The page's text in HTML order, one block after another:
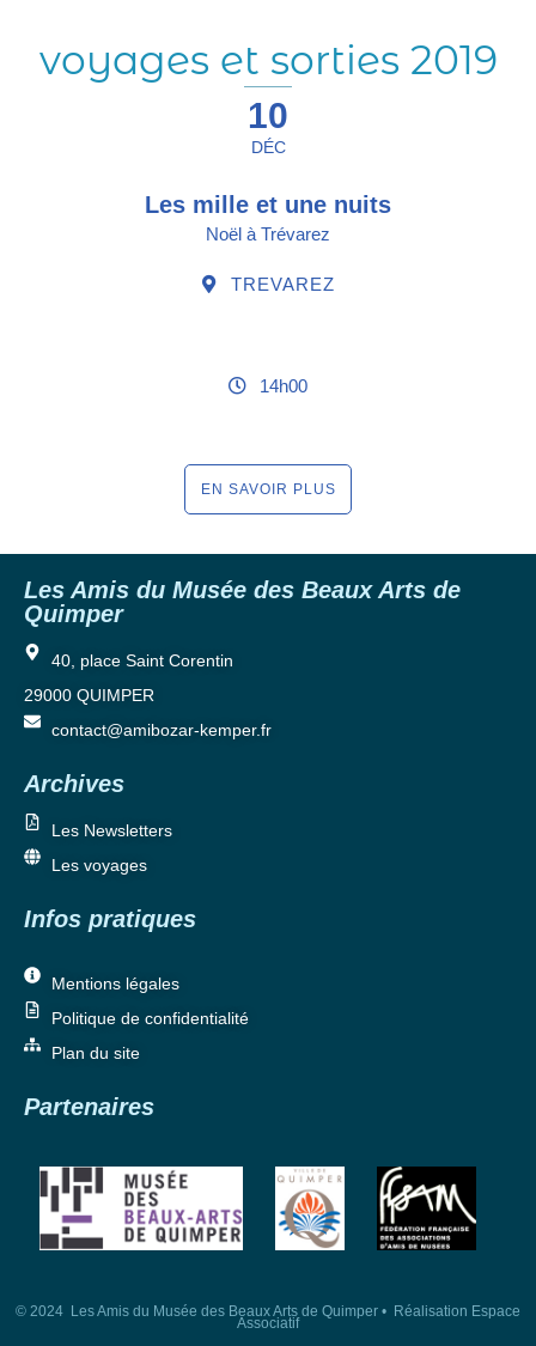
voyages et sorties 2019
10
DÉC
Les mille et une nuits
Noël à Trévarez
TREVAREZ
14h00
EN SAVOIR PLUS
Les Amis du Musée des Beaux Arts de
Quimper
40, place Saint Corentin
29000 QUIMPER
contact@amibozar-kemper.fr
Archives
Les Newsletters
Les voyages
Infos pratiques
Mentions légales
Politique de confidentialité
Plan du site
Partenaires
© 2024 Les Amis du Musée des Beaux Arts de Quimper • Réalisation Espace
Associatif